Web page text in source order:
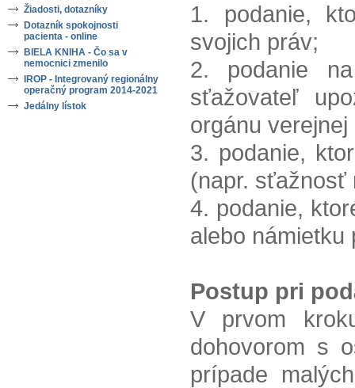
Žiadosti, dotazníky
Dotazník spokojnosti
pacienta - online
BIELA KNIHA - Čo sa v
nemocnici zmenilo
IROP - Integrovaný regionálny
operačný program 2014-2021
Jedálny lístok
1. podanie,
svojich práv;
2. podanie
sťažovateľ
orgánu
3. podanie,
(napr. sťažnosť
4. podanie,
alebo
Postup pri
V prvom
dohovorom s
prípade